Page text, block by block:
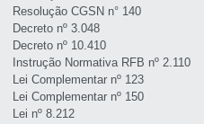
Resolução CGSN n° 140
Decreto nº 3.048
Decreto nº 10.410
Instrução Normativa RFB nº 2.110
Lei Complementar nº 123
Lei Complementar nº 150
Lei nº 8.212